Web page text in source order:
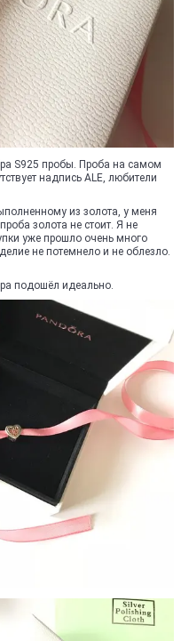
S925 пробы. Проба на самом
надпись ALE, любители
из золота, у меня
золота не стоит. Я не
уже прошло очень много
не потемнело и не облезло.
подошёл идеально.